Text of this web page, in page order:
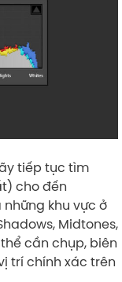
tiếp tục tìm
cho đến
những khu vực ở
Midtones,
cần chụp, biên
trí chính xác trên